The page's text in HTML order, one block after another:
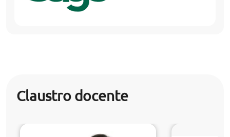
Claustro docente